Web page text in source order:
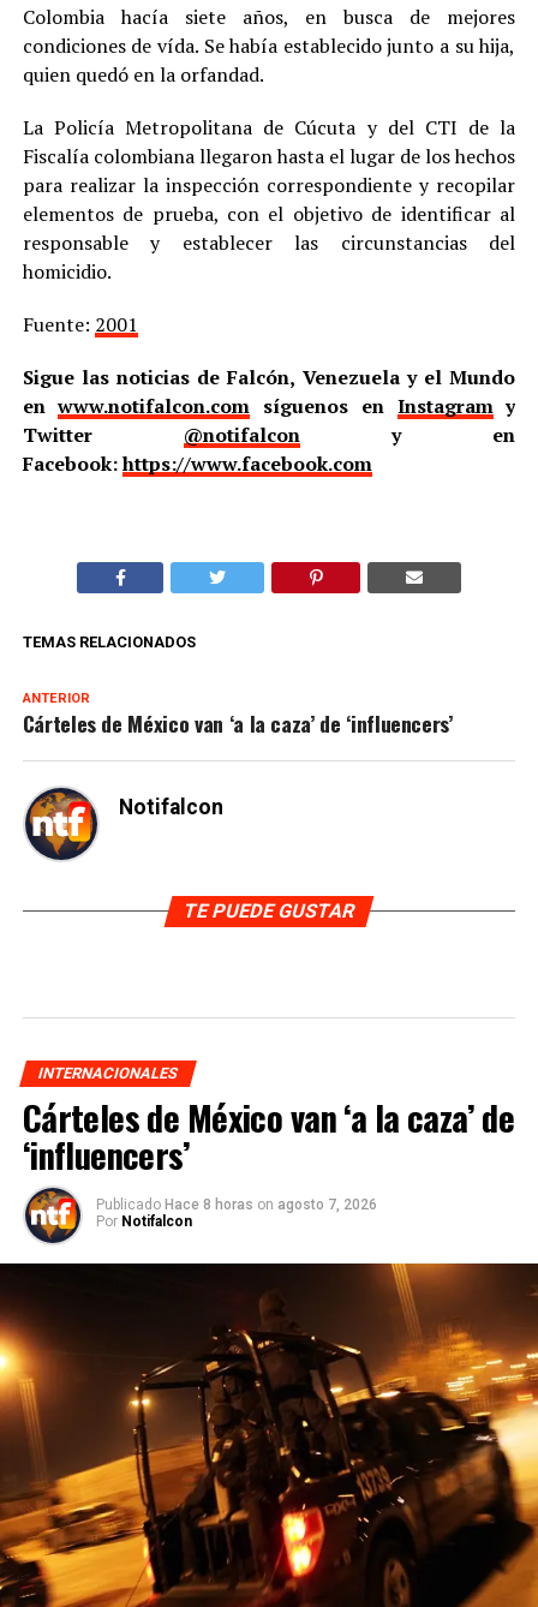
Colombia hacía siete años, en busca de mejores
condiciones de vída. Se había establecido junto a su hija,
quien quedó en la orfandad.
La Policía Metropolitana de Cúcuta y del CTI de la
Fiscalía colombiana llegaron hasta el lugar de los hechos
para realizar la inspección correspondiente y recopilar
elementos de prueba, con el objetivo de identificar al
responsable y establecer las circunstancias del
homicidio.
Fuente: 2001
Sigue las noticias de Falcón, Venezuela y el Mundo
enwww.notifalcon.com síguenos en Instagramy
Twitter @notifalcony en
Facebook:https://www.facebook.com
TEMAS RELACIONADOS
ANTERIOR
Cárteles de México van ‘a la caza’ de ‘influencers’
Notifalcon
TE PUEDE GUSTAR
INTERNACIONALES
Cárteles de México van ‘a la caza’ de
‘influencers’
Publicado Hace 8 horas on agosto 7, 2026
Por Notifalcon